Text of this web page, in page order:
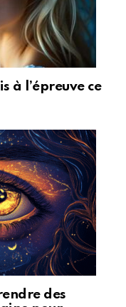
à l’épreuve ce
des